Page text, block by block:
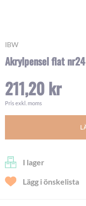
IBW
Akrylpensel flat
211,20 kr
Pris exkl. moms
I lager
Lägg i önskelista
Skip
the
of
the
images